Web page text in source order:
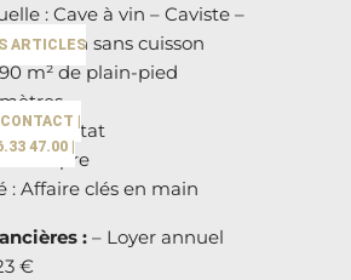
ARTICLES
|
47.00 |
: Cave à vin – Caviste –
sans cuisson
m² de plain-pied
: Bon état
: Propre
: Affaire clés en main
: – Loyer annuel
€